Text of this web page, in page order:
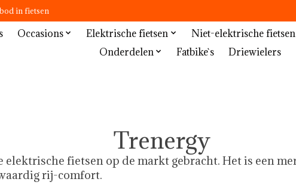
in fietsen
Occasions Elektrische fietsen Niet-elektrische fietsen
Onderdelen
Fatbike`s Driewielers
Trenergy
elektrische fietsen op de markt gebracht. Het is een
rij-comfort.